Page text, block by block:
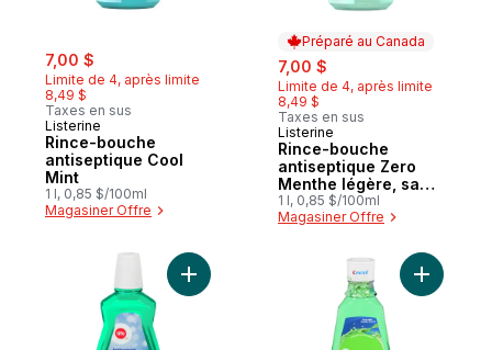
sale:
7,00 $
Limite de 4, après limite
8,49 $
Taxes en sus
Listerine
Rince-bouche
antiseptique Cool
Mint
1 l, 0,85 $/100ml
Magasiner Offre
Préparé au Canada
sale:
7,00 $
Limite de 4, après limite
8,49 $
Taxes en sus
Préparé au Canada
Listerine
Rince-bouche
antiseptique Zero
Menthe légère, sans
alcool
1 l, 0,85 $/100ml
Magasiner Offre
Ajouter Rince-bouche antibactérienAjouter